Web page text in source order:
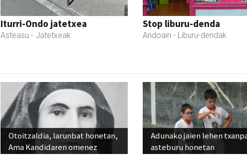
Iturri-Ondo jatetxea
Asteasu - Jatetxeak
Stop liburu-denda
Andoain - Liburu-dendak
Otoitzaldia, larunbat honetan,
Ama Kandidaren omenez
Adunako jaien lehen
asteburu honetan